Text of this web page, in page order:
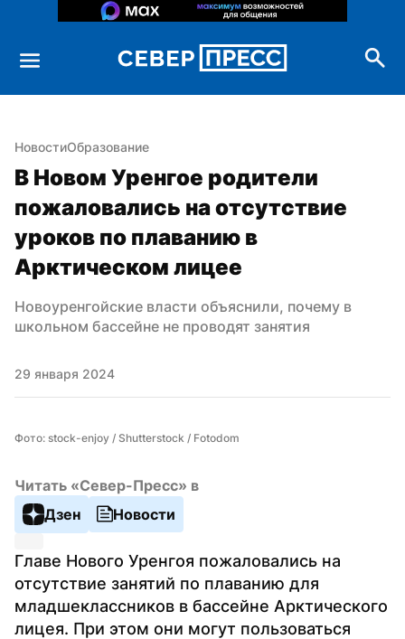
НовостиОбразование
В Новом Уренгое родители
пожаловались на отсутствие
уроков по плаванию в
Арктическом лицее
Новоуренгойские власти объяснили, почему в
школьном бассейне не проводят занятия
29 января 2024
Фото: stock-enjoy / Shutterstock / Fotodom
Читать «Север-Пресс» в
Дзен
Новости
Главе Нового Уренгоя пожаловались на
отсутствие занятий по плаванию для
младшеклассников в бассейне Арктического
лицея. При этом они могут пользоваться